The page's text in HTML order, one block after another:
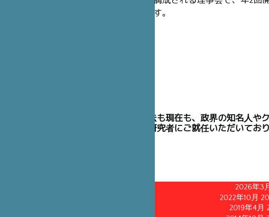
す。
理事には、過去も現在も、政界の知名人
た高官や学術研究者にご就任いただいてお
2026年3
2022年10月
2019年4月